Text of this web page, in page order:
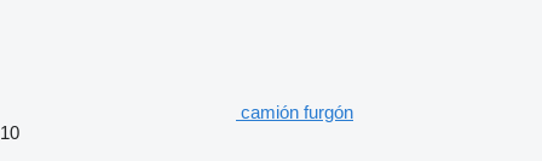
camión furgón
10